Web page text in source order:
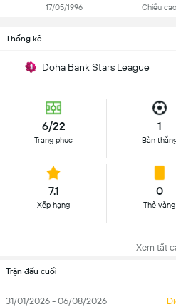
17/05/1996 Chiều cao
Thống kê
Doha Bank Stars League
6/22
Trang phục
1
Bàn
7.1
Xếp hạng
0
Thẻ vàng
Xem tất
Trận đấu cuối
31/01/2026 - 06/08/2026